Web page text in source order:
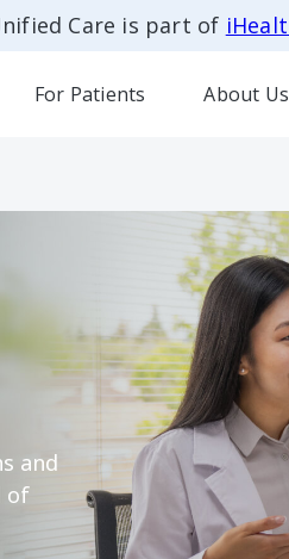
Care is part of
For Patients About Us
and
of